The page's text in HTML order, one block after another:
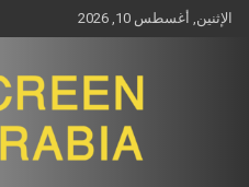
الإثنين, أغسطس 10, 2026